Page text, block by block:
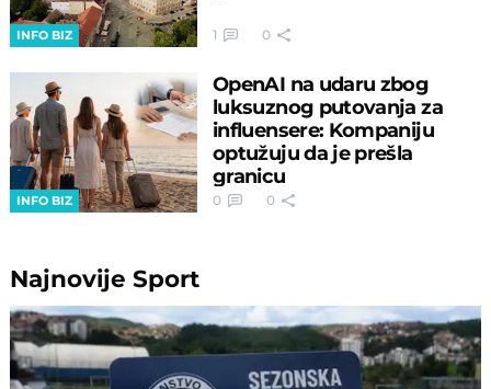
INFO BIZ 1 0
INFO BIZ
OpenAI na udaru zbog
luksuznog putovanja za
influensere: Kompaniju
optužuju da je prešla
granicu
0 0
NajnovijeSport